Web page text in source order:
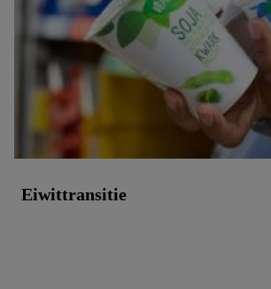
Eiwittransitie
gegevensverwerking.
Door te klikken op "Weigeren", kies je voor
enkel technisch noodzakelijke cookies en
technieken worden gebruikt.
Door op "Akkoord" te klikken, stem je in
verwerkingen voor alle bovengenoemde
informatie, inclusief over de opslagperiode
en je recht om jouw toestemming op elk
impressum voor de Lidl website hier.